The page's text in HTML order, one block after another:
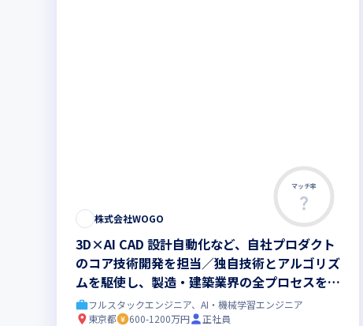
マッチ率
株式会社WOGO
3D×AI CAD 設計自動化など、自社プロダクト
のコア技術開発を担当／独自技術とアルゴリズ
ムを駆使し、製造・建築業界の全プロセスを刷
新する最先端開発をお任せします
フルスタックエンジニア、AI・機械学習エンジニア
東京都
600-1200万円
正社員